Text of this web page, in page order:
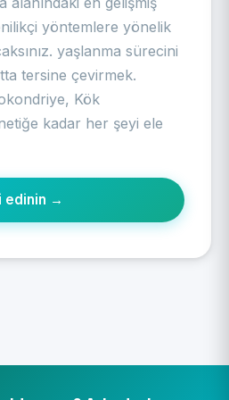
yöntemlere yönelik
yaşlanma sürecini
tersine çevirmek.
Kök
kadar her şeyi ele
edinin →